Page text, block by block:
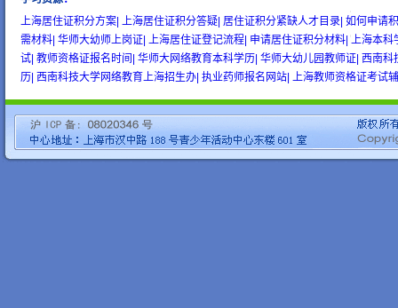
上海居住证积分方案| 上海居住证积分答疑| 居住证积分紧缺人才目录| 如何申请
需材料| 华师大幼师上岗证| 上海居住证登记流程| 申请居住证积分材料| 上海本科
试| 教师资格证报名时间| 华师大网络教育本科学历| 华师大幼儿园教师证| 西南科
历| 西南科技大学网络教育上海招生办| 执业药师报名网站| 上海教师资格证考试